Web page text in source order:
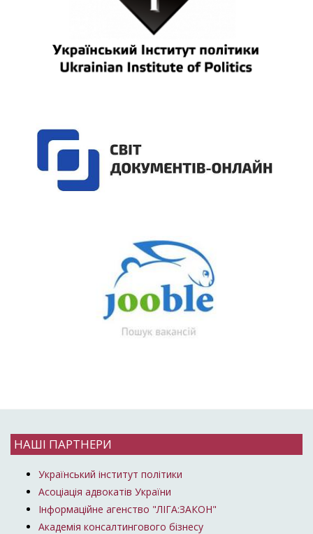
НАШІ ПАРТНЕРИ
Український інститут політики
Асоціація адвокатів України
Інформаційне агенство "ЛІГА:ЗАКОН"
Академія консалтингового бізнесу